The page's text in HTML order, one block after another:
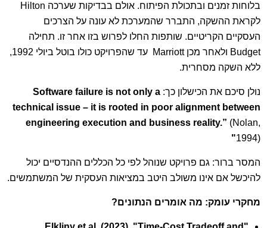
בלוחות זמנים ובתכולת הפיתוח. אולם בבדיקות שערכה Hilton
לקראת ההשקה, התברר שהמערכת לא עונה על הצרכים
העסקיים הקריטיים. שותפות החלו לפרוש בזו אחר זו. תחילה
Budget ולאחר מכן Marriott עד שהפרויקט כולו בוטל ביולי 1992,
ללא השקה מסחרית.
נולן סיכם את הכישלון כך:Software failure is not only a
technical issue – it is rooted in poor alignment between
engineering execution and business reality.” (Nolan,
1994)
"
המסר ברור: גם פרויקט שנוהל לפי כל הכללים ההנדסיים יכול
להיכשל אם אינו משולב היטב במציאות העסקית של המשתמשים.
מחקרי עומק: מה אומרים הנתונים?